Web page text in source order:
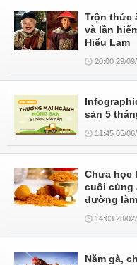
Trộn thức
và lần
Hiểu Lam
20:00 29/
sản 5
11:45 05/
Chưa học
cuối cùng
đường
14:03 28/
Năm gà,